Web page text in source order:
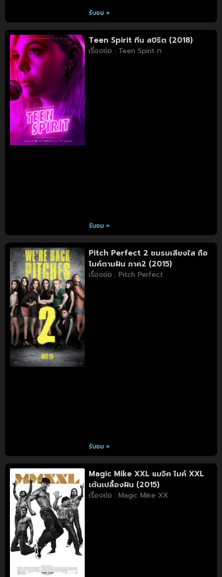
รับชม »
Teen Spirit ทีน สปิริต (2018)
เรื่องย่อ : Teen Spirit ท
รับชม »
Pitch Perfect 2 ชมรมเสียงใส ถือ
ไมค์ตามฝัน ภาค2 (2015)
เรื่องย่อ : Pitch Perfect
รับชม »
Magic Mike XXL แมจิค ไมค์ XXL
เต้นเปลื้องฝัน (2015)
เรื่องย่อ : Magic Mike XX